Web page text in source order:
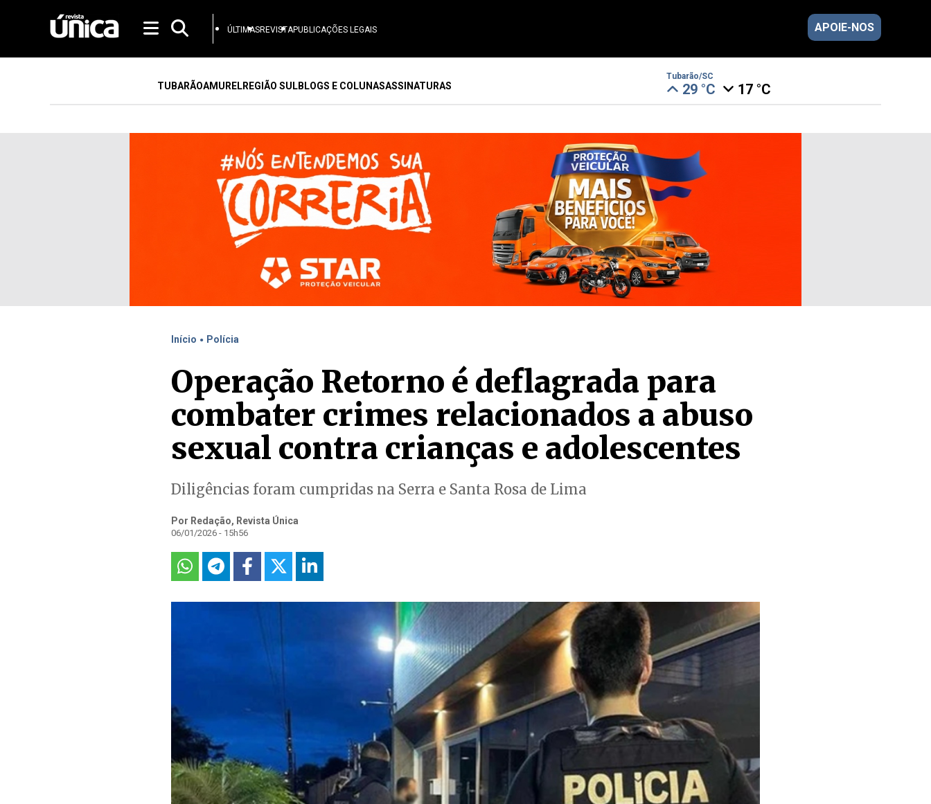
ÚLTIMASREVISTAPUBLICAÇÕES LEGAIS APOIE-NOS
TUBARÃOAMURELREGIÃO SULBLOGS E COLUNASASSINATURAS
Tubarão/SC
29 °C 17 °C
Início . Polícia
Operação Retorno é deflagrada para
combater crimes relacionados a abuso
sexual contra crianças e adolescentes
Diligências foram cumpridas na Serra e Santa Rosa de Lima
Por Redação, Revista Única
06/01/2026 - 15h56